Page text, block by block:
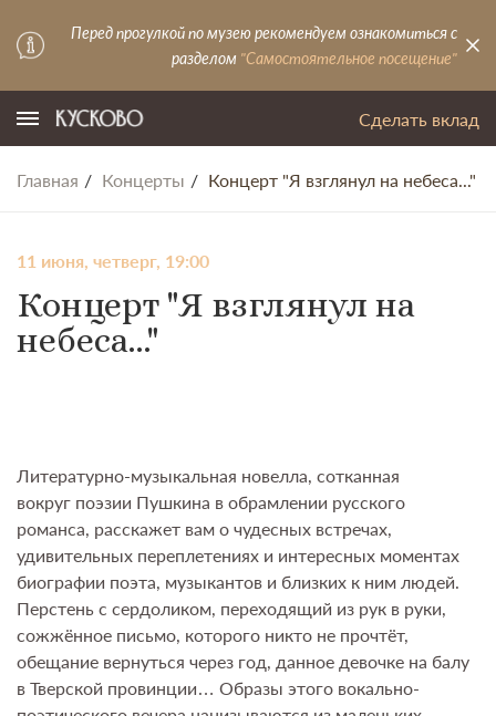
Перед прогулкой по музею рекомендуем ознакомиться с
разделом "Самостоятельное посещение"
Сделать вклад
Главная Концерты Концерт "Я взглянул на небеса..."
11 июня, четверг, 19:00
Концерт "Я взглянул на
небеса..."
Литературно-музыкальная новелла, сотканная
вокруг поэзии Пушкина в обрамлении русского
романса, расскажет вам о чудесных встречах,
удивительных переплетениях и интересных моментах
биографии поэта, музыкантов и близких к ним людей.
Перстень с сердоликом, переходящий из рук в руки,
сожжённое письмо, которого никто не прочтёт,
обещание вернуться через год, данное девочке на балу
в Тверской провинции… Образы этого вокально-